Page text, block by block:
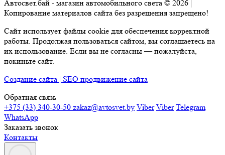
Автосвет.бай - магазин автомобильного света © 2026 |
Копирование материалов сайта без разрешения запрещено!
Сайт использует файлы cookie для обеспечения корректной
работы. Продолжая пользоваться сайтом, вы соглашаетесь на
их использование. Если вы не согласны — пожалуйста,
покиньте сайт.
Создание сайта | SEO продвижение сайта
Обратная связь
+375 (33) 340-30-50 zakaz@avtosvet.by Viber Viber Telegram
WhatsApp
Заказать звонок
Контакты